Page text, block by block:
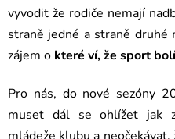
vyvodit že rodiče nemají
straně jedné a straně druhé
zájem o které ví, že sport
Pro nás, do nové sezóny
muset dál se ohlížet jak